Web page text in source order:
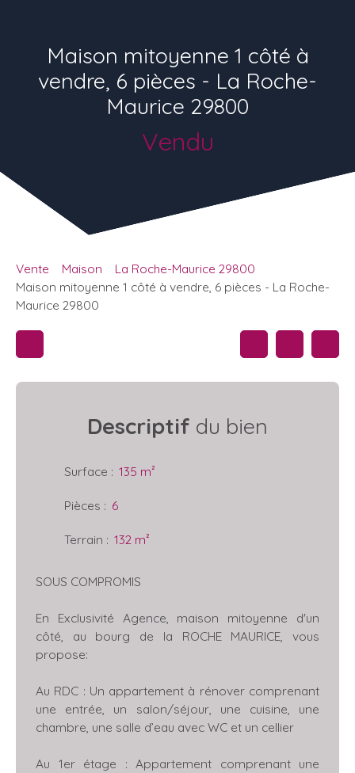
Maison mitoyenne 1 côté à
vendre, 6 pièces - La Roche-
Maurice 29800
Vendu
Vente Maison
La Roche-Maurice 29800
Maison mitoyenne 1 côté à vendre, 6 pièces - La Roche-
Maurice 29800
Descriptif du bien
Surface : 135 m²
Pièces : 6
Terrain : 132 m²
SOUS COMPROMIS
En Exclusivité Agence, maison mitoyenne d'un
côté, au bourg de la ROCHE MAURICE, vous
propose:
Au RDC : Un appartement à rénover comprenant
une entrée, un salon/séjour, une cuisine, une
chambre, une salle d’eau avec WC et un cellier
Au 1er étage : Appartement comprenant une